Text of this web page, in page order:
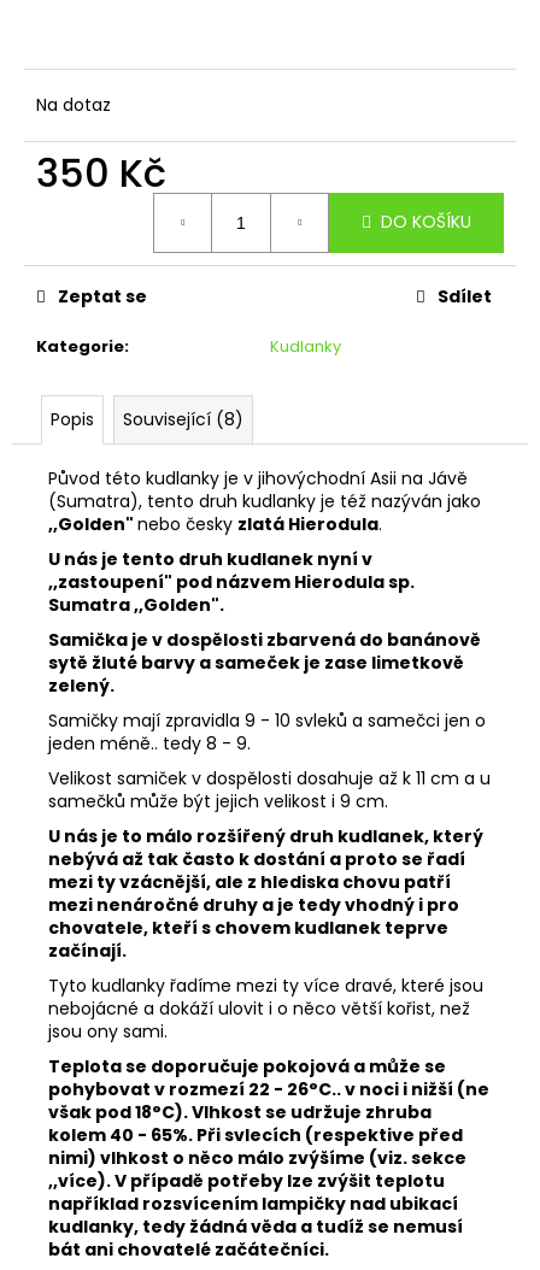
Na dotaz
350 Kč
DO KOŠÍKU
Kategorie: Kudlanky
Zeptat se Sdílet
Popis Související (8)
Původ této kudlanky je v jihovýchodní Asii na Jávě
(Sumatra), tento druh kudlanky je též nazýván jako
,,Golden" nebo česky zlatá Hierodula.
U nás je tento druh kudlanek nyní v
,,zastoupení" pod názvem Hierodula sp.
Sumatra ,,Golden".
Samička je v dospělosti zbarvená do banánově
sytě žluté barvy a sameček je zase limetkově
zelený.
Samičky mají zpravidla 9 - 10 svleků a samečci jen o
jeden méně.. tedy 8 - 9.
Velikost samiček v dospělosti dosahuje až k 11 cm a u
samečků může být jejich velikost i 9 cm.
U nás je to málo rozšířený druh kudlanek, který
nebývá až tak často k dostání a proto se řadí
mezi ty vzácnější, ale z hlediska chovu patří
mezi nenáročné druhy a je tedy vhodný i pro
chovatele, kteří s chovem kudlanek teprve
začínají.
Tyto kudlanky řadíme mezi ty více dravé, které jsou
nebojácné a dokáží ulovit i o něco větší kořist, než
jsou ony sami.
Teplota se doporučuje pokojová a může se
pohybovat v rozmezí 22 - 26°C.. v noci i nižší (ne
však pod 18°C).Vlhkost se udržuje zhruba
kolem 40 - 65%. Při svlecích (respektive před
nimi) vlhkost o něco málo zvýšíme (viz. sekce
,,více). V případě potřeby lze zvýšit teplotu
například rozsvícením lampičky nad ubikací
kudlanky, tedy žádná věda a tudíž se nemusí
bát ani chovatelé začátečníci.